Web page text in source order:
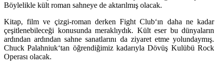
Böylelikle kült roman sahneye de aktarılmış olacak.
Kitap, film ve çizgi-roman derkenFight Club‘ın daha ne kadar
çeşitlenebileceği konusunda meraklıydık. Kült eser bu dünyaların
ardından ardından sahne sanatlarını da ziyaret etme yolundaymış.
Chuck Palahniuk‘tan öğrendiğimiz kadarıyla Dövüş Kulübü Rock
Operası olacak.